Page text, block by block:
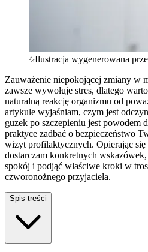
Ilustracja wygenerowana
Zauważenie niepokojącej zmiany w
zawsze wywołuje stres, dlatego
naturalną reakcję organizmu od
artykule wyjaśniam, czym jest
guzek po szczepieniu jest powodem
praktyce zadbać o bezpieczeństwo
wizyt profilaktycznych. Opierając
dostarczam konkretnych
spokój i podjąć właściwe kroki w
czworonożnego przyjaciela.
Spis treści